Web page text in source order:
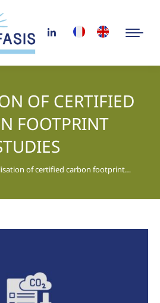
OF CERTIFIED
FOOTPRINT
of certified carbon footprint…